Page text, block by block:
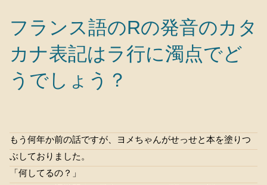
フランス語のRの発音のカタ
カナ表記はラ行に濁点でど
うでしょう？
もう何年か前の話ですが、ヨメちゃんがせっせと本を塗りつ
ぶしておりました。
「何してるの？」